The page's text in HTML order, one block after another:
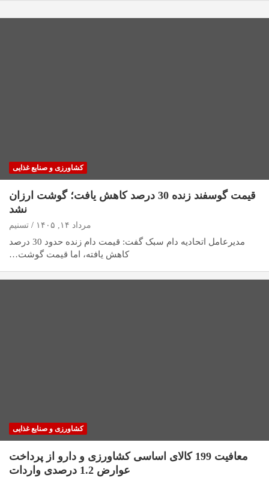
کشاورزی و صنایع غذایی
قیمت گوسفند زنده 30 درصد کاهش یافت؛ گوشت ارزان
نشد
مرداد ۱۴, ۱۴۰۵ تسنیم
مدیرعامل اتحادیه دام سبک گفت: قیمت دام زنده حدود 30 درصد
کاهش یافته، اما قیمت گوشت…
کشاورزی و صنایع غذایی
معافیت 199 کالای اساسی کشاورزی و دارو از پرداخت
عوارض 1.2 درصدی واردات